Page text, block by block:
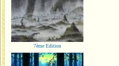
7ème Edition